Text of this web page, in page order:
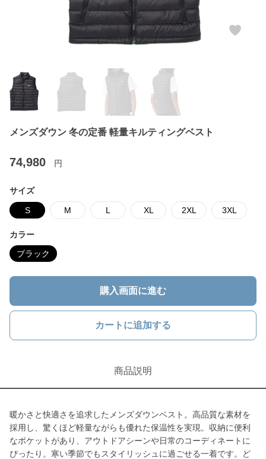
メンズダウン 冬の定番 軽量キルティングベスト
74,980 円
サイズ
S M L XL 2XL 3XL
カラー
ブラック
購入画面に進む
カートに追加する
商品説明
暖かさと快適さを追求したメンズダウンベスト。高品質な素材を
採用し、驚くほど軽量ながらも優れた保温性を実現。収納に便利
なポケットがあり、アウトドアシーンや日常のコーディネートに
ぴったり。寒い季節でもスタイリッシュに過ごせる一着です。ど